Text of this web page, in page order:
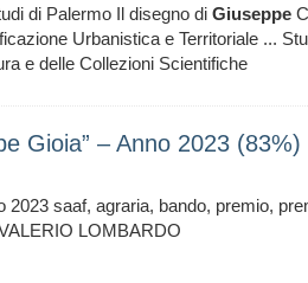
di Palermo Il disegno di Giuseppe
Urbanistica e Territoriale ...
e delle Collezioni Scientifiche
Gioia” – Anno 2023 (83%)
2023 saaf, agraria, bando, premio,
LOMBARDO